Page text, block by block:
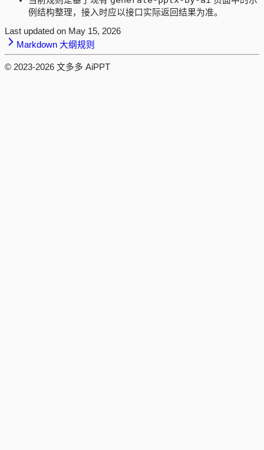
例结构整理，接入时应以接口实际返回结果为准。
Last updated on May 15, 2026
Markdown 大纲规则
© 2023-2026 文多多 AiPPT